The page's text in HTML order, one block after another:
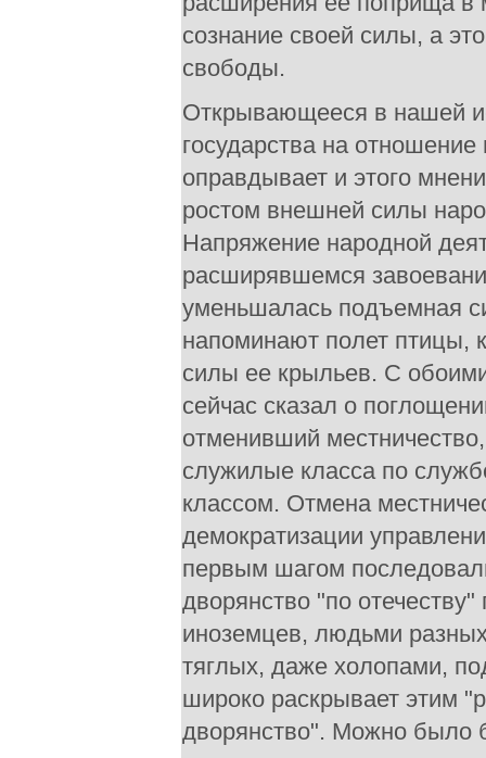
сознание своей силы, а
свободы.
Открывающееся в нашей
государства на
оправдывает и этого
ростом внешней силы
Напряжение народной
расширявшемся
уменьшалась подъемная
напоминают полет птицы,
силы ее крыльев. С
сейчас сказал о
отменивший
служилые класса по
классом. Отмена
демократизации
первым шагом
дворянство "по
иноземцев, людьми
тяглых, даже холопами,
широко раскрывает этим
дворянство". Можно было